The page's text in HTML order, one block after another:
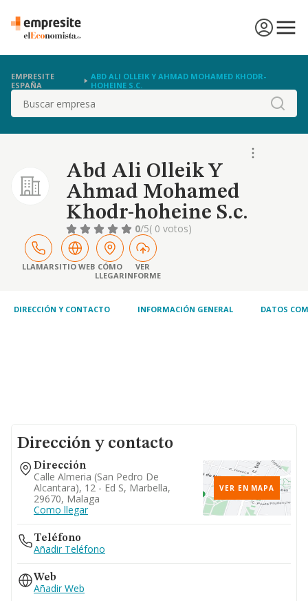
EMPRESITE
ESPAÑA
ABD ALI OLLEIK Y AHMAD MOHAMED KHODR-
HOHEINE S.C.
Buscar
Abd Ali Olleik Y
Ahmad Mohamed
Khodr-hoheine S.c.
0/5( 0 votos)
LLAMARSITIO WEB CÓMO
LLEGAR
VER
INFORME
DIRECCIÓN Y CONTACTO INFORMACIÓN GENERAL DATOS
Dirección y contacto
Dirección
Calle Almeria (san Pedro De
Alcantara), 12 - Ed S, Marbella,
29670, Malaga
Como llegar
VER EN MAPA
Teléfono
Añadir Teléfono
Web
Añadir Web